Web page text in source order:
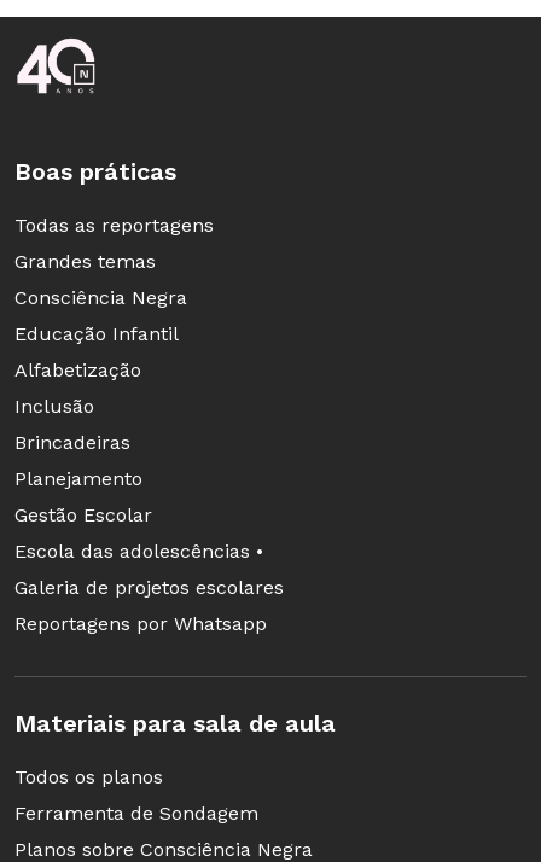
Rodapé da Nova Escola
Boas práticas
Todas as reportagens
Grandes temas
Consciência Negra
Educação Infantil
Alfabetização
Inclusão
Brincadeiras
Planejamento
Gestão Escolar
Escola das adolescências •
Galeria de projetos escolares
Reportagens por Whatsapp
Materiais para sala de aula
Todos os planos
Ferramenta de Sondagem
Planos sobre Consciência Negra